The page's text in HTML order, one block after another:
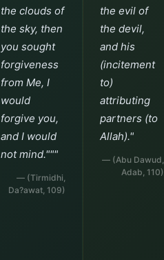
the clouds of
the sky, then
you sought
forgiveness
from Me, I
would
forgive you,
and I would
not mind."""
— (Tirmidhi,
Da?awat, 109)
the evil of
the devil,
and his
(incitement
to)
attributing
partners (to
Allah)."
— (Abu Dawud,
Adab, 110)